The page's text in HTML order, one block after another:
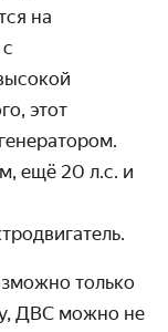
на
этот
ещё 20 л.с. и
только
ДВС можно не